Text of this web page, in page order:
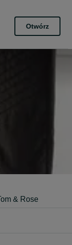
Otwórz
& Rose